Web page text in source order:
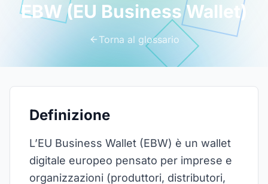
EBW (EU Business Wallet)
Torna al glossario
Definizione
L’EU Business Wallet (EBW) è un wallet
digitale europeo pensato per imprese e
organizzazioni (produttori, distributori,